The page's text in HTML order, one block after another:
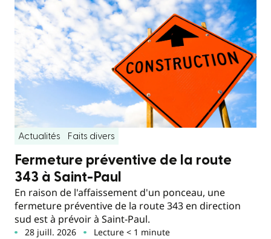
Actualités Faits divers
Fermeture préventive de la route
343 à Saint-Paul
En raison de l'affaissement d'un ponceau, une
fermeture préventive de la route 343 en direction
sud est à prévoir à Saint-Paul.
28 juill. 2026 Lecture < 1 minute